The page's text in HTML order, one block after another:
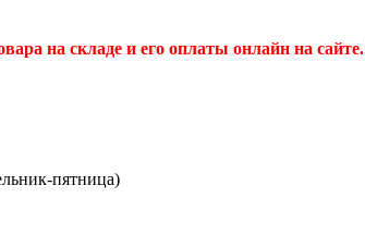
на складе и его оплаты онлайн на сайте.
пятница)